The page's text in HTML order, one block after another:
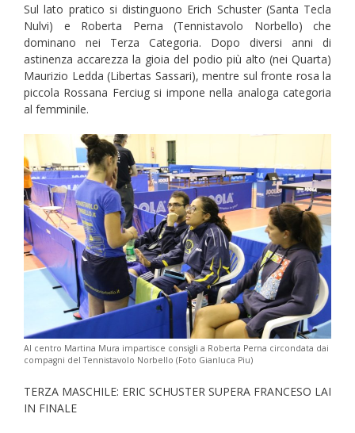
Sul lato pratico si distinguono Erich Schuster (Santa Tecla
Nulvi) e Roberta Perna (Tennistavolo Norbello) che
dominano nei Terza Categoria. Dopo diversi anni di
astinenza accarezza la gioia del podio più alto (nei Quarta)
Maurizio Ledda (Libertas Sassari), mentre sul fronte rosa la
piccola Rossana Ferciug si impone nella analoga categoria
al femminile.
Al centro Martina Mura impartisce consigli a Roberta Perna circondata dai
compagni del Tennistavolo Norbello (Foto Gianluca Piu)
TERZA MASCHILE: ERIC SCHUSTER SUPERA FRANCESO LAI
IN FINALE